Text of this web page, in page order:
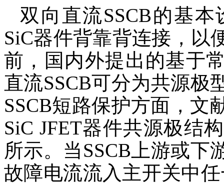
双向直流SSCB的基
SiC器件背靠背连接，以
前，国内外提出的基于
直流SSCB可分为共源极
SSCB短路保护方面，文
SiC JFET器件共源极结
所示。当SSCB上游或下
故障电流流入主开关中任